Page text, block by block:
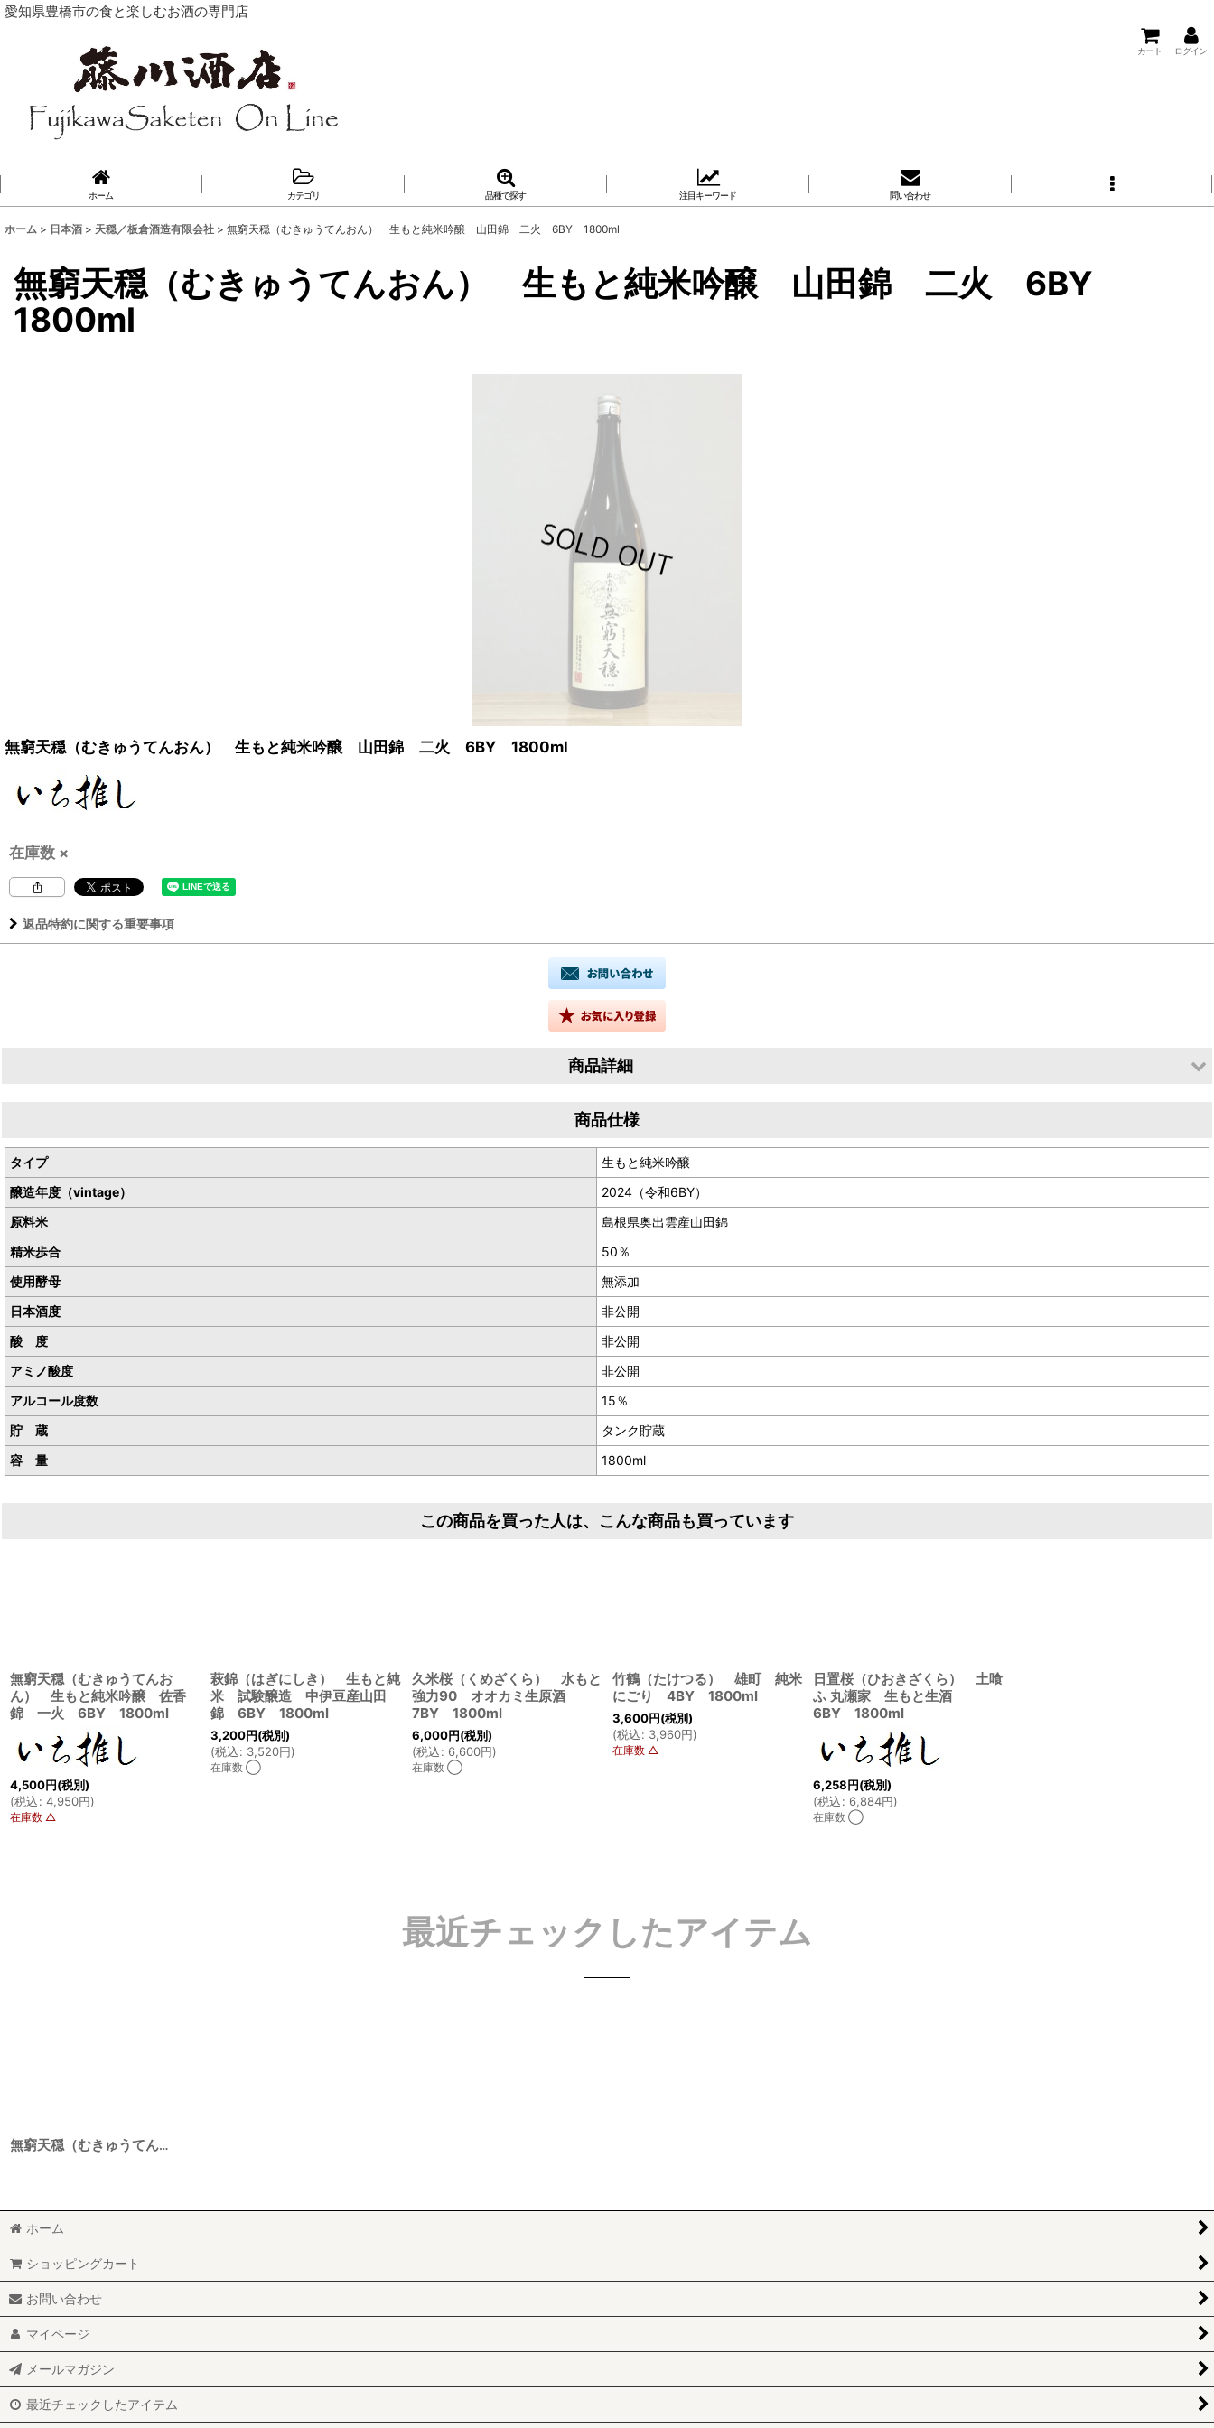
愛知県豊橋市の食と楽しむお酒の専門店
カート ログイン
ホーム カテゴリ 品種で探す 注目キーワード 問い合わせ
ホーム > 日本酒 > 天穏／板倉酒造有限会社 > 無窮天穏（むきゅうてんおん） 生もと純米吟醸 山田錦 二火 6BY 1800ml
無窮天穏（むきゅうてんおん） 生もと純米吟醸 山田錦 二火 6BY
1800ml
無窮天穏（むきゅうてんおん） 生もと純米吟醸 山田錦 二火 6BY 1800ml
在庫数 ×
返品特約に関する重要事項
商品詳細
商品仕様
タイプ
生もと純米吟醸
醸造年度（vintage）
2024（令和6BY）
原料米
島根県奥出雲産山田錦
精米歩合
50％
使用酵母
無添加
日本酒度
非公開
酸 度
非公開
アミノ酸度
非公開
アルコール度数
15％
貯 蔵
タンク貯蔵
容 量
1800ml
この商品を買った人は、こんな商品も買っています
無窮天穏（むきゅうてんお
ん） 生もと純米吟醸 佐香
錦 一火 6BY 1800ml
4,500円(税別)
(税込: 4,950円)
在庫数 △
萩錦（はぎにしき） 生もと純
米 試験醸造 中伊豆産山田
錦 6BY 1800ml
3,200円(税別)
(税込: 3,520円)
在庫数 ◯
久米桜（くめざくら） 水もと
強力90 オオカミ生原酒
7BY 1800ml
6,000円(税別)
(税込: 6,600円)
在庫数 ◯
竹鶴（たけつる） 雄町 純米
にごり 4BY 1800ml
3,600円(税別)
(税込: 3,960円)
在庫数 △
日置桜（ひおきざくら） 土喰
ふ 丸瀬家 生もと生酒
6BY 1800ml
6,258円(税別)
(税込: 6,884円)
在庫数 ◯
最近チェックしたアイテム
無窮天穏（むきゅうてんおん） 生もと純米吟醸 山田錦 二火 6BY 1800ml
ホーム
ショッピングカート
お問い合わせ
マイページ
メールマガジン
最近チェックしたアイテム